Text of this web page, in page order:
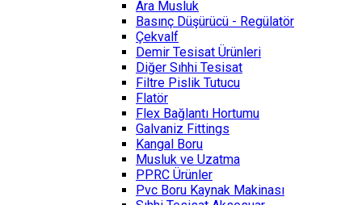
Ara Musluk
Basınç Düşürücü - Regülatör
Çekvalf
Demir Tesisat Ürünleri
Diğer Sıhhi Tesisat
Filtre Pislik Tutucu
Flatör
Flex Bağlantı Hortumu
Galvaniz Fittings
Kangal Boru
Musluk ve Uzatma
PPRC Ürünler
Pvc Boru Kaynak Makinası